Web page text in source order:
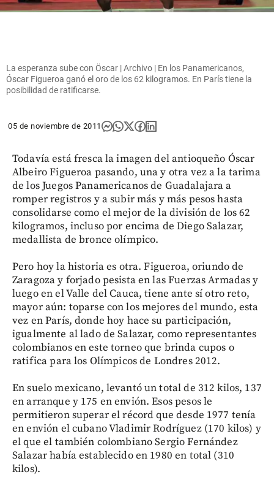
La esperanza sube con Öscar | Archivo | En los Panamericanos,
Óscar Figueroa ganó el oro de los 62 kilogramos. En París tiene la
posibilidad de ratificarse.
05 de noviembre de 2011
Todavía está fresca la imagen del antioqueño Óscar
Albeiro Figueroa pasando, una y otra vez a la tarima
de los Juegos Panamericanos de Guadalajara a
romper registros y a subir más y más pesos hasta
consolidarse como el mejor de la división de los 62
kilogramos, incluso por encima de Diego Salazar,
medallista de bronce olímpico.
Pero hoy la historia es otra. Figueroa, oriundo de
Zaragoza y forjado pesista en las Fuerzas Armadas y
luego en el Valle del Cauca, tiene ante sí otro reto,
mayor aún: toparse con los mejores del mundo, esta
vez en París, donde hoy hace su participación,
igualmente al lado de Salazar, como representantes
colombianos en este torneo que brinda cupos o
ratifica para los Olímpicos de Londres 2012.
En suelo mexicano, levantó un total de 312 kilos, 137
en arranque y 175 en envión. Esos pesos le
permitieron superar el récord que desde 1977 tenía
en envión el cubano Vladimir Rodríguez (170 kilos) y
el que el también colombiano Sergio Fernández
Salazar había establecido en 1980 en total (310
kilos).